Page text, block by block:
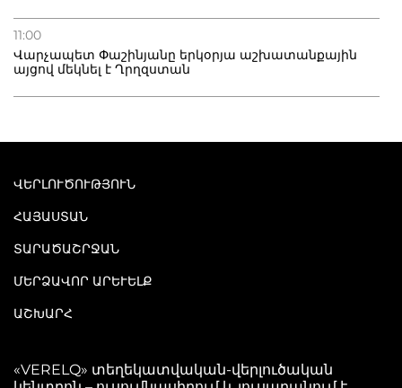
11:00
Վարչապետ Փաշինյանը երկօրյա աշխատանքային
այցով մեկնել է Ղրղզստան
ՎԵՐԼՈՒԾՈՒԹՅՈՒՆ
ՀԱՅԱՍՏԱՆ
ՏԱՐԱԾԱՇՐՋԱՆ
ՄԵՐՁԱՎՈՐ ԱՐԵՒԵԼՔ
ԱՇԽԱՐՀ
«VERELQ» տեղեկատվական-վերլուծական